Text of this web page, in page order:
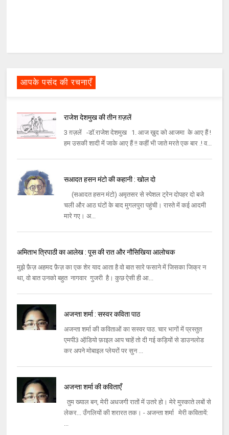
आपके पसंद की रचनाएँ
राजेश देशमुख की तीन ग़ज़लें
3 ग़ज़लें -डॉ.राजेश देशमुख 1. आज ख़ुद को आजमा के आए हैं !
हम उसकी शादी में जाके आए हैं !! कहीं भी जाते मरते एक बार .! व...
सआदत हसन मंटो की कहानी : खोल दो
(सआदत हसन मंटो) अमृतसर से स्पेशल ट्रेन दोपहर दो बजे
चली और आठ घंटों के बाद मुगलपुरा पहुंची। रास्ते में कई आदमी
मारे गए। अ...
अमिताभ त्रिपाठी का आलेख : पूस की रात और नौसिखिया आलोचक
मुझे फ़ैज़ अहमद फ़ैज़ का एक शेर याद आता है वो बात सारे फसाने में जिसका जिक्र न
था, वो बात उनको बहुत नागवार गुजरी है। कुछ ऐसी ही आ...
अजन्ता शर्मा : सस्वर कविता पाठ
अजन्ता शर्मा की कविताओं का सस्वर पाठ. चार भागों में प्रस्तुत
एमपी3 ऑ़डियो फ़ाइल आप चाहें तो दी गई कड़ियों से डाउनलोड
कर अपने मोबाइल प्लेयरों पर सुन ...
अजन्ता शर्मा की कविताएँ
तुम ख्याल बन, मेरी अधजगी रातों में उतरे हो। मेरे मुस्काते लबों से
लेकर... उँगलियों की शरारत तक। - अजन्ता शर्मा मेरी कवितायें:
...